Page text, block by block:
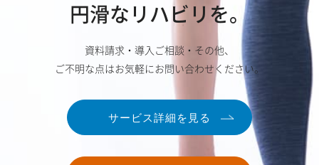
円滑なリハビリを。
資料請求・導入ご相談・その他、
ご不明な点はお気軽にお問い合わせください。
サービス詳細を見る